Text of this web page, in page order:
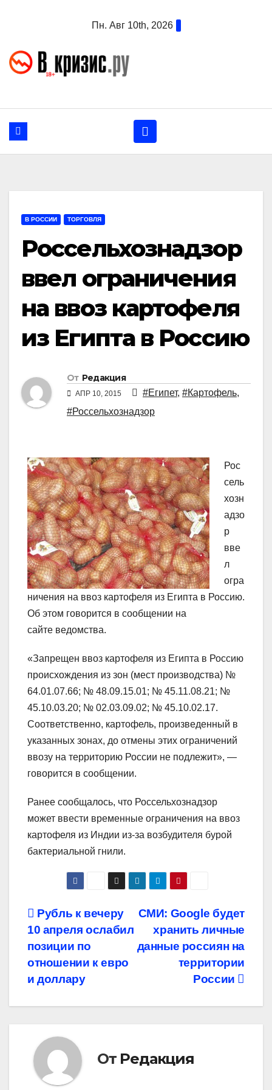
Пн. Авг 10th, 2026
В РОССИИ ТОРГОВЛЯ
Россельхознадзор
ввел ограничения
на ввоз картофеля
из Египта в Россию
От Редакция
АПР 10, 2015 #Египет, #Картофель,
#Россельхознадзор
Рос
сель
хозн
адзо
р
вве
л
огра
ничения на ввоз картофеля из Египта в Россию.
Об этом говорится в сообщении на
сайте ведомства.
«Запрещен ввоз картофеля из Египта в Россию
происхождения из зон (мест производства) №
64.01.07.66; № 48.09.15.01; № 45.11.08.21; №
45.10.03.20; № 02.03.09.02; № 45.10.02.17.
Соответственно, картофель, произведенный в
указанных зонах, до отмены этих ограничений
ввозу на территорию России не подлежит», —
говорится в сообщении.
Ранее сообщалось, что Россельхознадзор
может ввести временные ограничения на ввоз
картофеля из Индии из-за возбудителя бурой
бактериальной гнили.
Навигация
по
записям
СМИ: Google будет
хранить личные
данные россиян на
территории
России
Рубль к вечеру
10 апреля ослабил
позиции по
отношении к евро
и доллару
От Редакция